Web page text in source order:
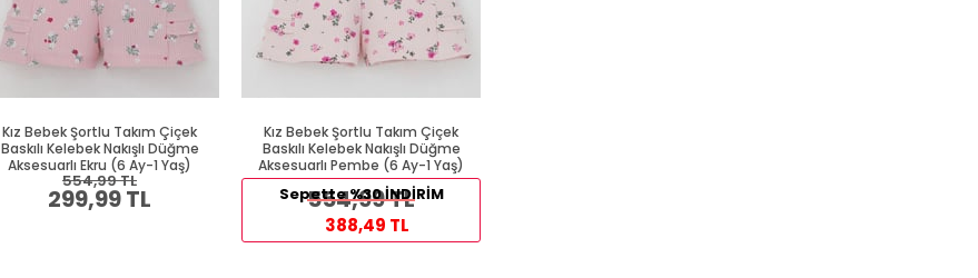
Kız Bebek Şortlu Takım Çiçek
Baskılı Kelebek Nakışlı Düğme
Aksesuarlı Ekru (6 Ay-1 Yaş)
299,99 TL
554,99 TL
Kız Bebek Şortlu Takım Çiçek
Baskılı Kelebek Nakışlı Düğme
Aksesuarlı Pembe (6 Ay-1 Yaş)
554,99 TL
Sepette %30 İNDİRİM
388,49 TL